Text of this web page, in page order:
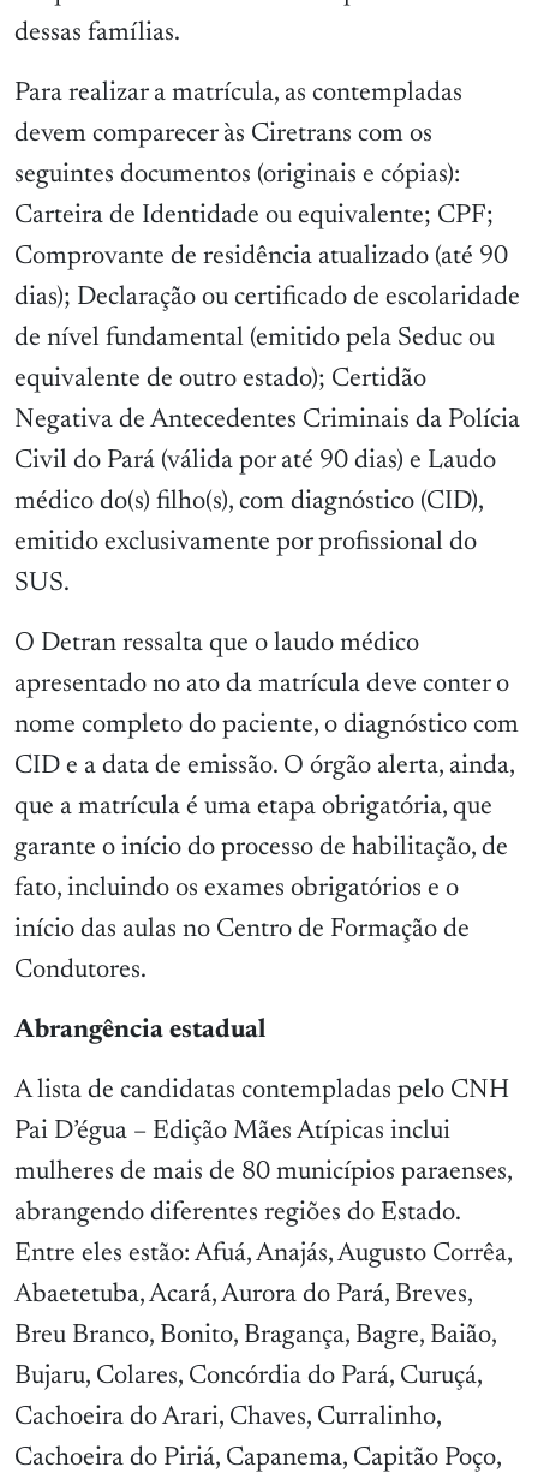
dessas famílias.
Para realizar a matrícula, as contempladas
devem comparecer às Ciretrans com os
seguintes documentos (originais e cópias):
Carteira de Identidade ou equivalente; CPF;
Comprovante de residência atualizado (até 90
dias); Declaração ou certificado de escolaridade
de nível fundamental (emitido pela Seduc ou
equivalente de outro estado); Certidão
Negativa de Antecedentes Criminais da Polícia
Civil do Pará (válida por até 90 dias) e Laudo
médico do(s) filho(s), com diagnóstico (CID),
emitido exclusivamente por profissional do
SUS.
O Detran ressalta que o laudo médico
apresentado no ato da matrícula deve conter o
nome completo do paciente, o diagnóstico com
CID e a data de emissão. O órgão alerta, ainda,
que a matrícula é uma etapa obrigatória, que
garante o início do processo de habilitação, de
fato, incluindo os exames obrigatórios e o
início das aulas no Centro de Formação de
Condutores.
Abrangência estadual
A lista de candidatas contempladas pelo CNH
Pai D’égua – Edição Mães Atípicas inclui
mulheres de mais de 80 municípios paraenses,
abrangendo diferentes regiões do Estado.
Entre eles estão: Afuá, Anajás, Augusto Corrêa,
Abaetetuba, Acará, Aurora do Pará, Breves,
Breu Branco, Bonito, Bragança, Bagre, Baião,
Bujaru, Colares, Concórdia do Pará, Curuçá,
Cachoeira do Arari, Chaves, Curralinho,
Cachoeira do Piriá, Capanema, Capitão Poço,